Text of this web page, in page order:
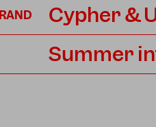
Cypher &
Summer